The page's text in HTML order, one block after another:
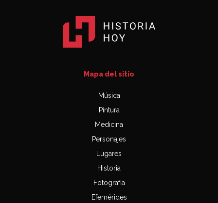
Mapa del sitio
Música
Pintura
Medicina
Personajes
Lugares
Historia
Fotografía
Efemérides